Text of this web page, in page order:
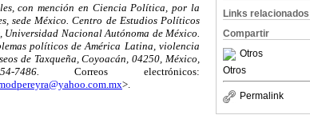
Links relacionados
Compartir
Otros
Otros
Permalink
con mención en Ciencia Política, por la
sede México. Centro de Estudios Políticos
Nacional Autónoma de México.
políticos de América Latina, violencia
de Taxqueña, Coyoacán, 04250, México,
Correos electrónicos:
>.